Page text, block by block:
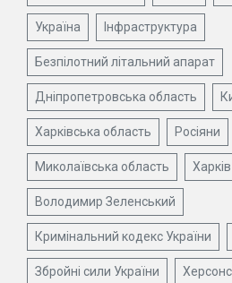
Україна Інфраструктура
Безпілотний літальний апарат
Дніпропетровська область
Харківська область Росіяни
Миколаївська область Харків
Володимир Зеленський
Кримінальний кодекс України
Збройні сили України